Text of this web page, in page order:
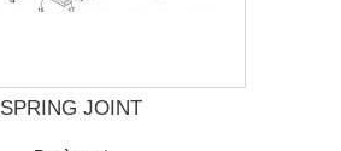
SPRING JOINT